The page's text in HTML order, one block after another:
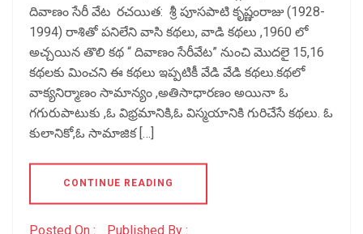
దివాణం సేరీ వేట రచయిత: శ్రీ పూసపాటి కృష్ణంరాజు (1928-
1994) రాశితో పనిలేని వాసి కథలు, వాడి కథలు ,1960 లో
అచ్చయిన తొలి కథ “ దివాణం సేరీవేట” నుంచి మొదలై 15,16
కథలకు మించని ఈ కథలు ఇప్పటికీ వేడి వేడి కథలు.కథలో
వాక్యనిర్మాణం సామాన్యం ,అతిసాధారణం అయినా ఓ
గగురుపాటుకు ,ఓ విభ్రమానికి,ఓ విస్మయానికి గురిచేసే కథలు. ఓ
కులానికో,ఓ సామాజిక […]
CONTINUE READING
Posted On : Published By :